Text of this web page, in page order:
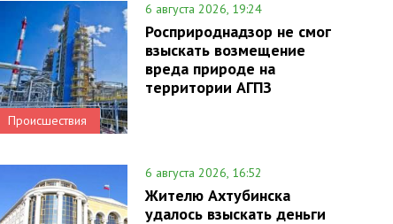
Происшествия
6 августа 2026, 19:24
Росприроднадзор не смог
взыскать возмещение
вреда природе на
территории АГПЗ
6 августа 2026, 16:52
Жителю Ахтубинска
удалось взыскать деньги